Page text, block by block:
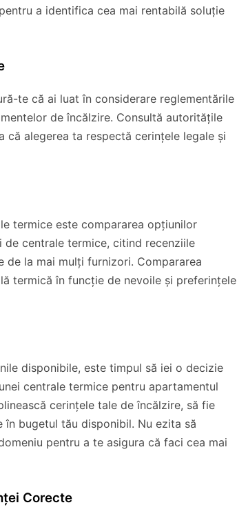
a identifica cea mai rentabilă soluție
te că ai luat în considerare reglementările
de încălzire. Consultă autoritățile
că alegerea ta respectă cerințele legale și
termice este compararea opțiunilor
centrale termice, citind recenziile
la mai mulți furnizori. Compararea
termică în funcție de nevoile și preferințele
disponibile, este timpul să iei o decizie
centrale termice pentru apartamentul
cerințele tale de încălzire, să fie
bugetul tău disponibil. Nu ezita să
pentru a te asigura că faci cea mai
Corecte